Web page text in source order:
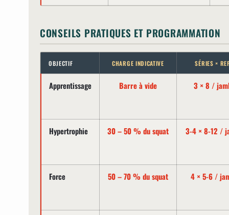
CONSEILS PRATIQUES ET PROGRAMMATION
OBJECTIF CHARGE INDICATIVE SÉRIES ×
Apprentissage Barre à vide 3 × 8 /
Hypertrophie 30 – 50 % du squat 3-4 × 8-12 /
Force 50 – 70 % du squat 4 × 5-6 /